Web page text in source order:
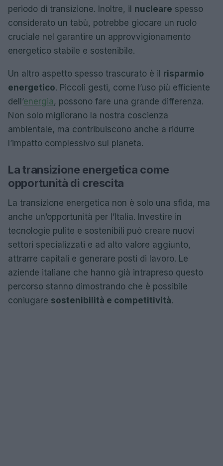
periodo di transizione. Inoltre, il nucleare spesso
considerato un tabù, potrebbe giocare un ruolo
cruciale nel garantire un approvvigionamento
energetico stabile e sostenibile.
Un altro aspetto spesso trascurato è il risparmio
energetico. Piccoli gesti, come l’uso più efficiente
dell’energia, possono fare una grande differenza.
Non solo migliorano la nostra coscienza
ambientale, ma contribuiscono anche a ridurre
l’impatto complessivo sul pianeta.
La transizione energetica come
opportunità di crescita
La transizione energetica non è solo una sfida, ma
anche un’opportunità per l’Italia. Investire in
tecnologie pulite e sostenibili può creare nuovi
settori specializzati e ad alto valore aggiunto,
attrarre capitali e generare posti di lavoro. Le
aziende italiane che hanno già intrapreso questo
percorso stanno dimostrando che è possibile
coniugare sostenibilità e competitività.